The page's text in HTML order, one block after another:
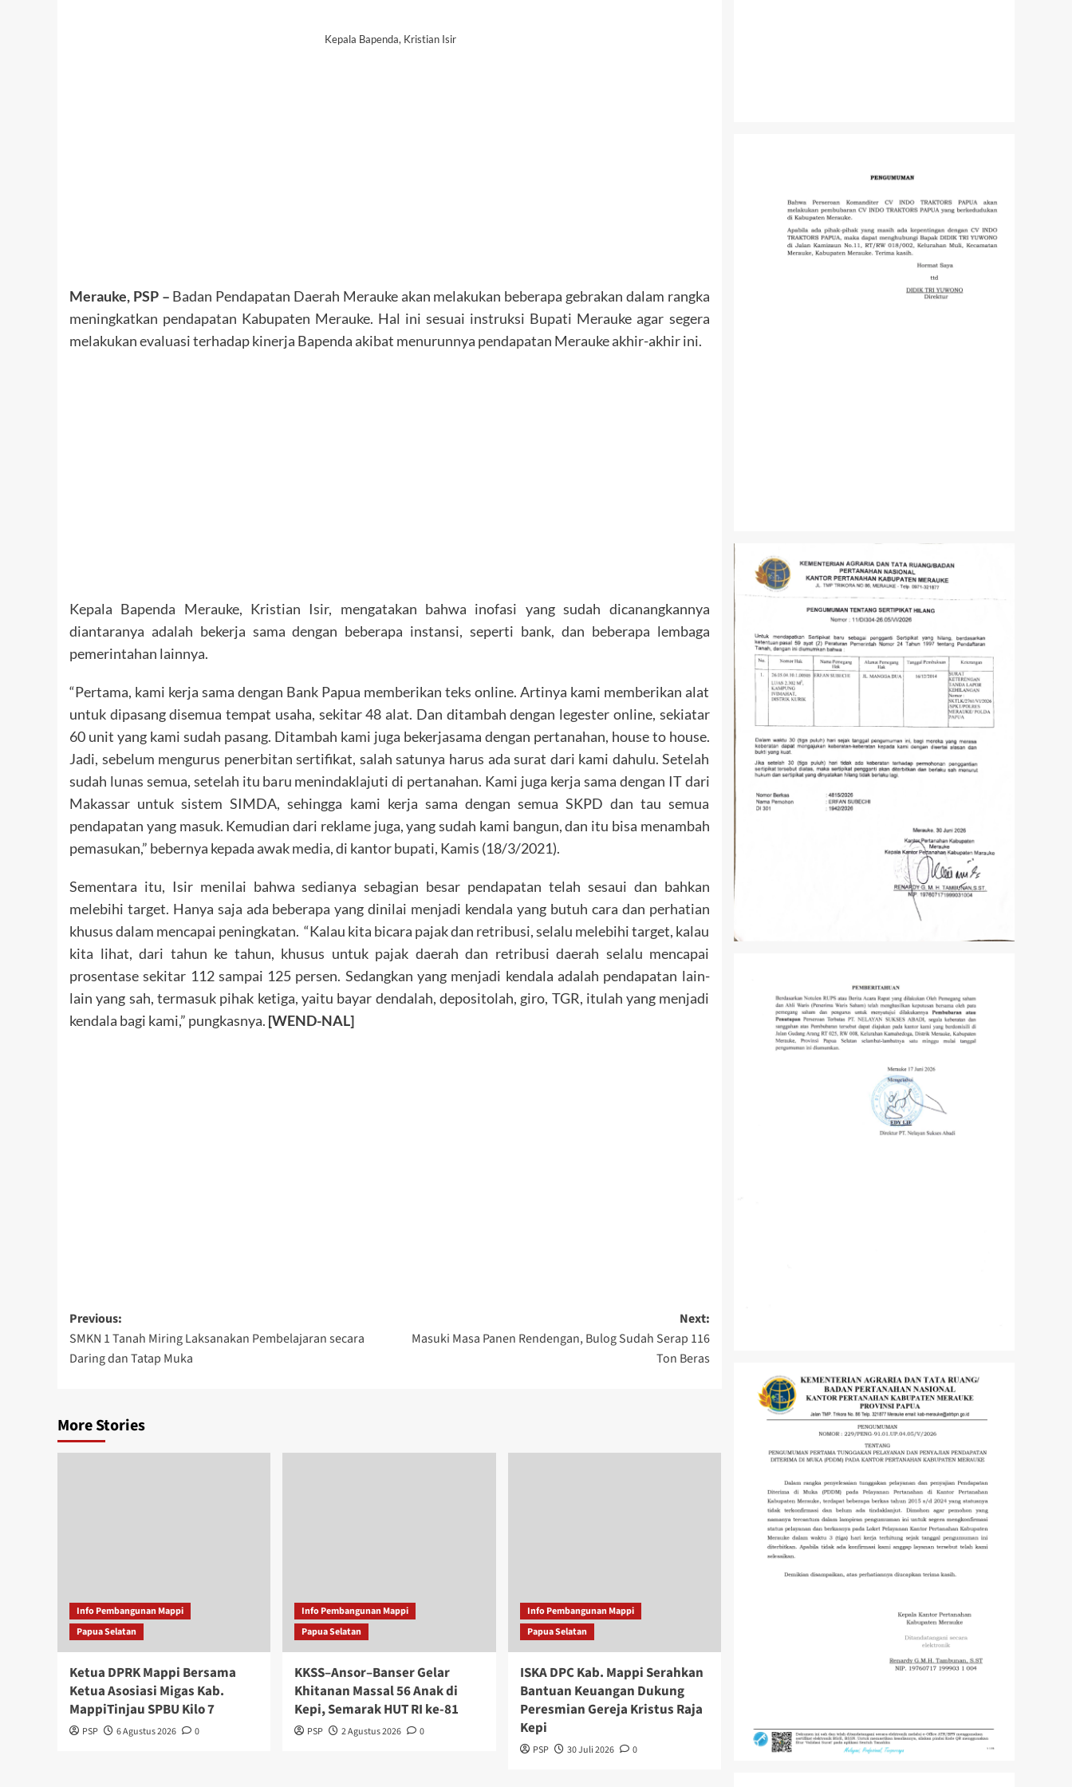
Kepala Bapenda, Kristian Isir
Merauke, PSP – Badan Pendapatan Daerah Merauke akan melakukan beberapa gebrakan dalam rangka
meningkatkan pendapatan Kabupaten Merauke. Hal ini sesuai instruksi Bupati Merauke agar segera
melakukan evaluasi terhadap kinerja Bapenda akibat menurunnya pendapatan Merauke akhir-akhir ini.
Kepala Bapenda Merauke, Kristian Isir, mengatakan bahwa inofasi yang sudah dicanangkannya
diantaranya adalah bekerja sama dengan beberapa instansi, seperti bank, dan beberapa lembaga
pemerintahan lainnya.
“Pertama, kami kerja sama dengan Bank Papua memberikan teks online. Artinya kami memberikan alat
untuk dipasang disemua tempat usaha, sekitar 48 alat. Dan ditambah dengan legester online, sekiatar
60 unit yang kami sudah pasang. Ditambah kami juga bekerjasama dengan pertanahan, house to house.
Jadi, sebelum mengurus penerbitan sertifikat, salah satunya harus ada surat dari kami dahulu. Setelah
sudah lunas semua, setelah itu baru menindaklajuti di pertanahan. Kami juga kerja sama dengan IT dari
Makassar untuk sistem SIMDA, sehingga kami kerja sama dengan semua SKPD dan tau semua
pendapatan yang masuk. Kemudian dari reklame juga, yang sudah kami bangun, dan itu bisa menambah
pemasukan,” bebernya kepada awak media, di kantor bupati, Kamis (18/3/2021).
Sementara itu, Isir menilai bahwa sedianya sebagian besar pendapatan telah sesaui dan bahkan
melebihi target. Hanya saja ada beberapa yang dinilai menjadi kendala yang butuh cara dan perhatian
khusus dalam mencapai peningkatan. “Kalau kita bicara pajak dan retribusi, selalu melebihi target, kalau
kita lihat, dari tahun ke tahun, khusus untuk pajak daerah dan retribusi daerah selalu mencapai
prosentase sekitar 112 sampai 125 persen. Sedangkan yang menjadi kendala adalah pendapatan lain-
lain yang sah, termasuk pihak ketiga, yaitu bayar dendalah, depositolah, giro, TGR, itulah yang menjadi
kendala bagi kami,” pungkasnya. [WEND-NAL]
Post
navigation
Previous:
SMKN 1 Tanah Miring Laksanakan Pembelajaran secara
Daring dan Tatap Muka
Next:
Masuki Masa Panen Rendengan, Bulog Sudah Serap 116
Ton Beras
More Stories
Info Pembangunan Mappi
Papua Selatan
Ketua DPRK Mappi Bersama
Ketua Asosiasi Migas Kab.
MappiTinjau SPBU Kilo 7
PSP 6 Agustus 2026 0
Info Pembangunan Mappi
Papua Selatan
KKSS–Ansor–Banser Gelar
Khitanan Massal 56 Anak di
Kepi, Semarak HUT RI ke-81
PSP 2 Agustus 2026 0
Info Pembangunan Mappi
Papua Selatan
ISKA DPC Kab. Mappi Serahkan
Bantuan Keuangan Dukung
Peresmian Gereja Kristus Raja
Kepi
PSP 30 Juli 2026 0